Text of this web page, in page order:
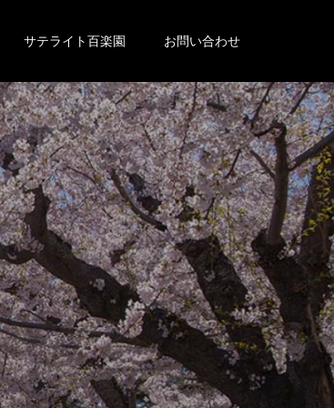
サテライト百楽園 お問い合わせ